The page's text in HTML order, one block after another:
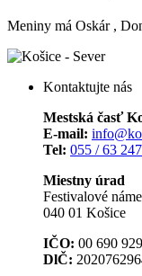
Meniny má Oskár ,
Kontaktujte nás
Mestská časť
E-mail:
Tel: 055 / 63
Miestny úrad
Festivalové
040 01 Košice
IČO: 00 690 929
DlČ: